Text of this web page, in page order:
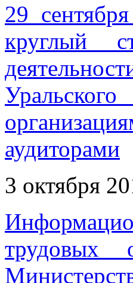
29
круглый
аудиторами
3 октября
трудовых